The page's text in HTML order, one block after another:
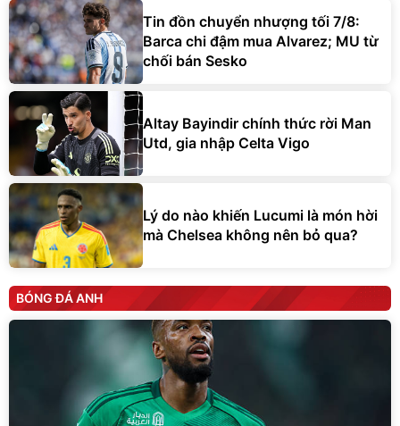
Tin đồn chuyển nhượng tối 7/8:
Barca chi đậm mua Alvarez; MU từ
chối bán Sesko
Altay Bayindir chính thức rời Man
Utd, gia nhập Celta Vigo
Lý do nào khiến Lucumi là món hời
mà Chelsea không nên bỏ qua?
BÓNG ĐÁ ANH